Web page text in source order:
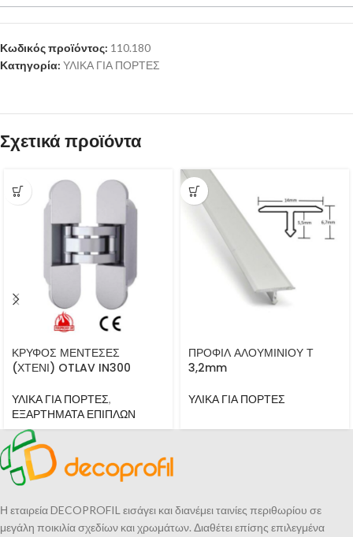
Κωδικός προϊόντος: 110.180
Κατηγορία: ΥΛΙΚΑ ΓΙΑ ΠΟΡΤΕΣ
Σχετικά προϊόντα
ΚΡΥΦΟΣ ΜΕΝΤΕΣΕΣ
(ΧΤΕΝΙ) OTLAV IN300
ΥΛΙΚΑ ΓΙΑ ΠΟΡΤΕΣ,
ΕΞΑΡΤΗΜΑΤΑ ΕΠΙΠΛΩΝ
ΠΡΟΦΙΛ ΑΛΟΥΜΙΝΙΟΥ Τ
3,2mm
ΥΛΙΚΑ ΓΙΑ ΠΟΡΤΕΣ
Η εταιρεία DECOPROFIL εισάγει και διανέμει ταινίες περιθωρίου σε
μεγάλη ποικιλία σχεδίων και χρωμάτων. Διαθέτει επίσης επιλεγμένα